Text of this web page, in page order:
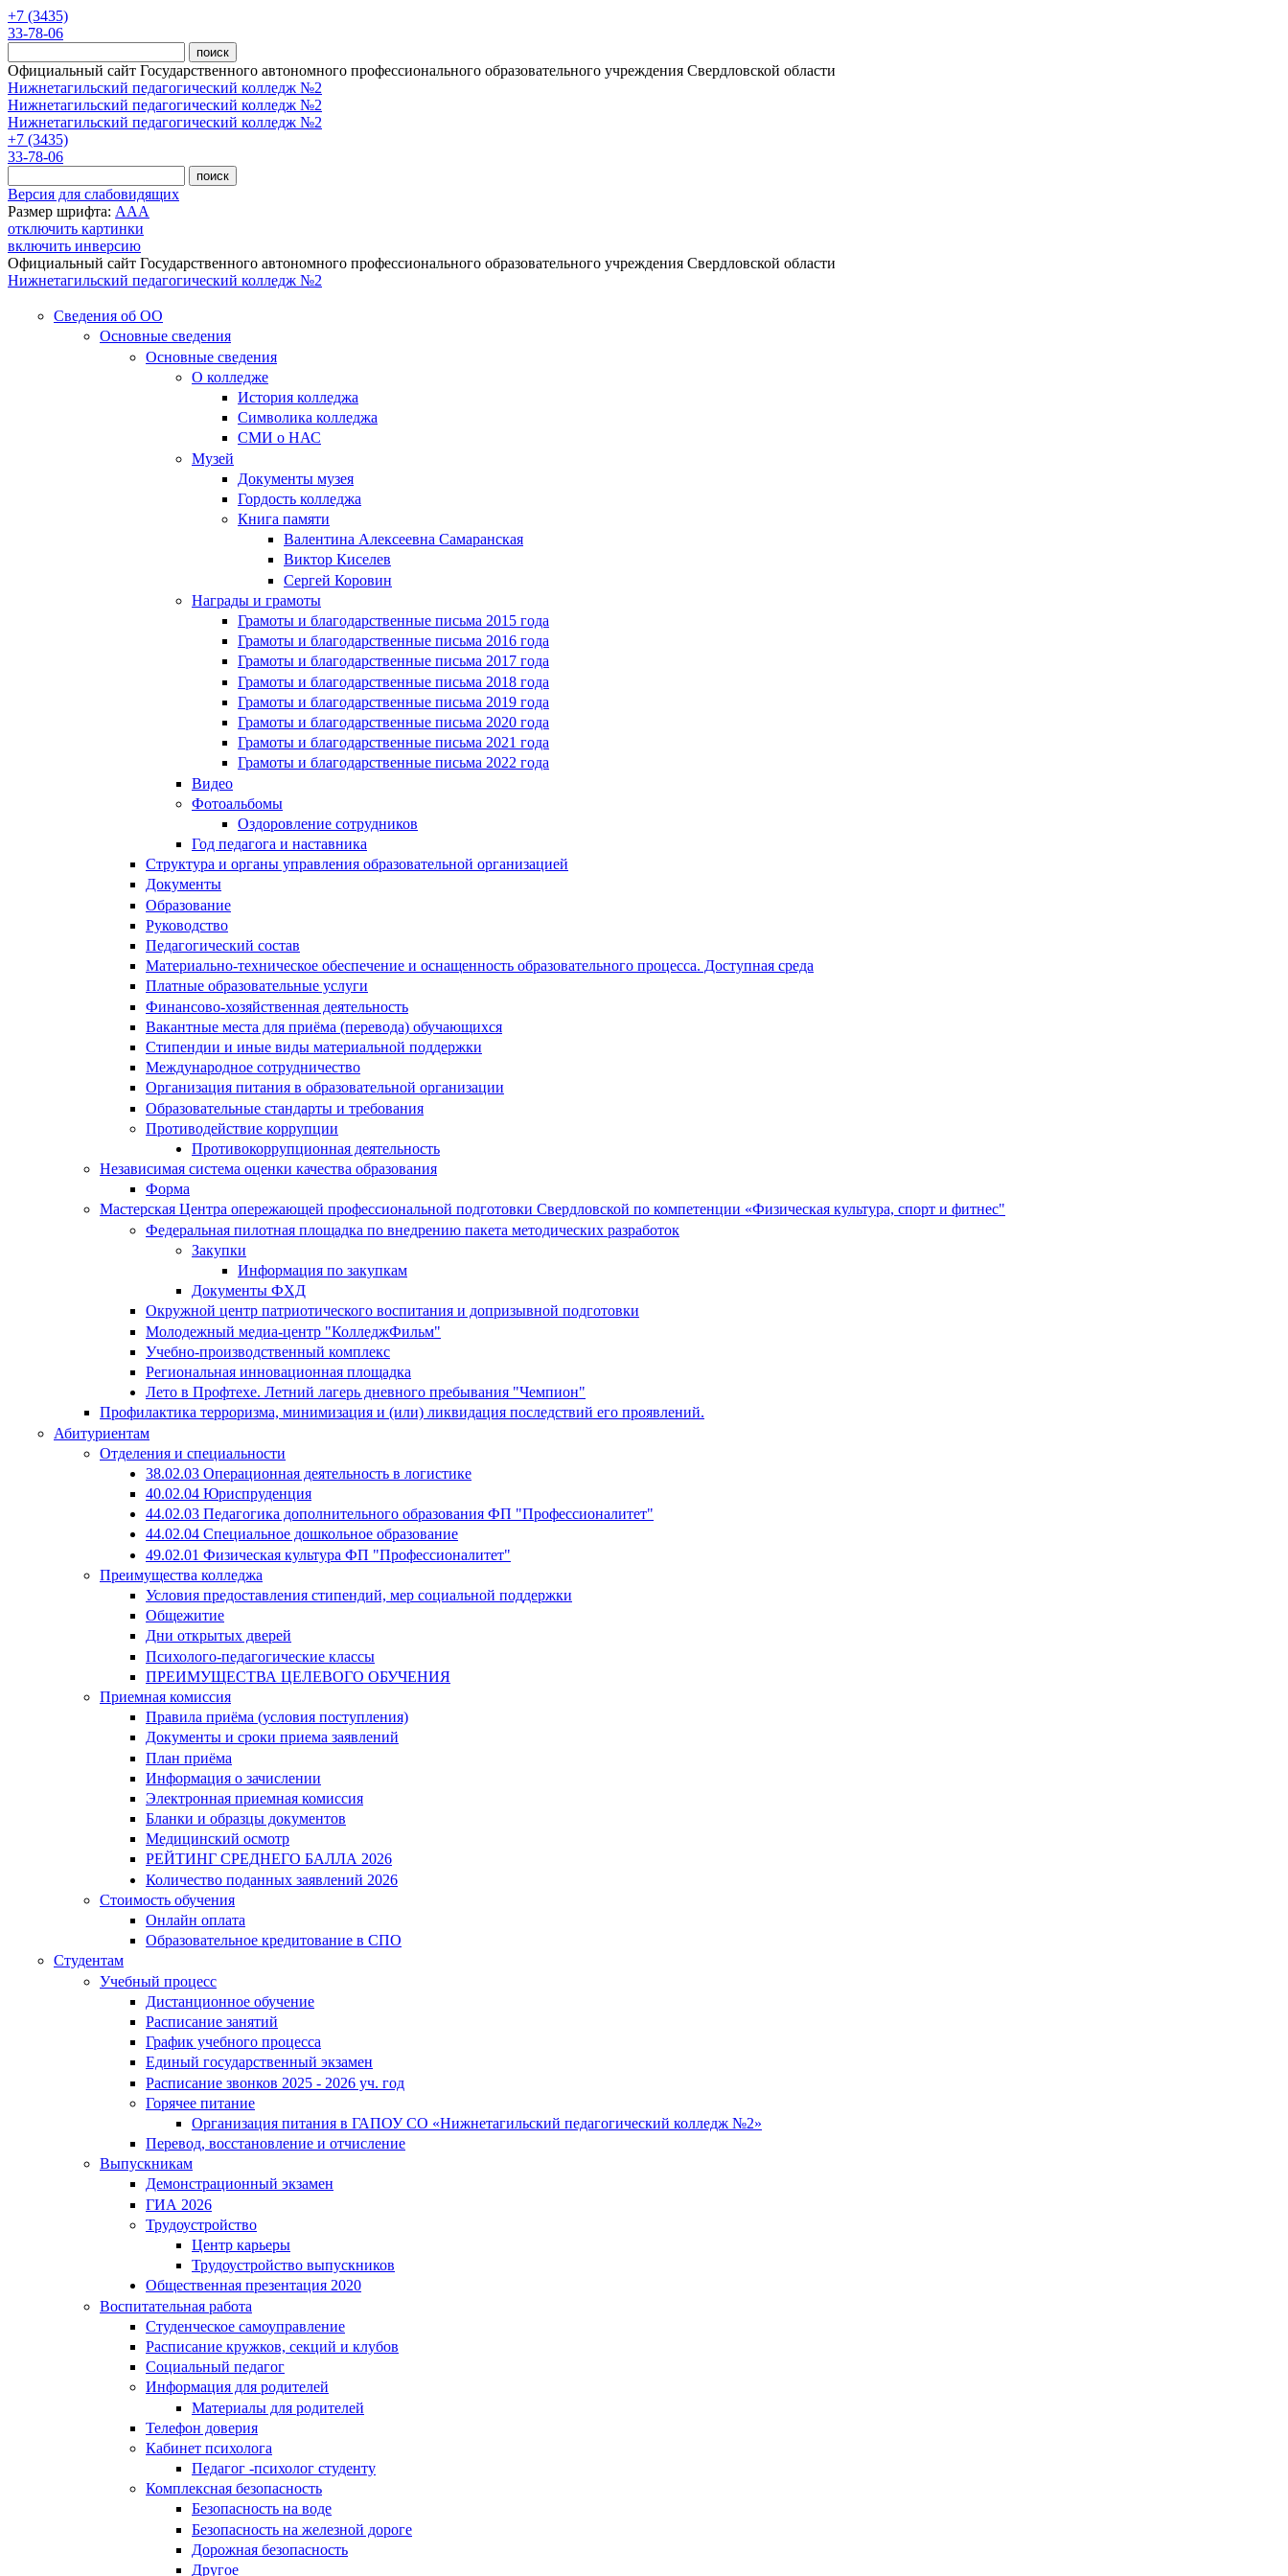
Перейти к основному содержанию
+7 (3435)
33-78-06
Официальный сайт Государственного автономного профессионального образовательного учреждения Свердловской области
Нижнетагильский педагогический колледж №2
Нижнетагильский педагогический колледж №2
Нижнетагильский педагогический колледж №2
+7 (3435)
33-78-06
Версия для слабовидящих
Размер шрифта: AAA
отключить картинки
включить инверсию
Официальный сайт Государственного автономного профессионального образовательного учреждения Свердловской области
Нижнетагильский педагогический колледж №2
Сведения об ОО
Основные сведения
Основные сведения
О колледже
История колледжа
Символика колледжа
СМИ о НАС
Музей
Документы музея
Гордость колледжа
Книга памяти
Валентина Алексеевна Самаранская
Виктор Киселев
Сергей Коровин
Награды и грамоты
Грамоты и благодарственные письма 2015 года
Грамоты и благодарственные письма 2016 года
Грамоты и благодарственные письма 2017 года
Грамоты и благодарственные письма 2018 года
Грамоты и благодарственные письма 2019 года
Грамоты и благодарственные письма 2020 года
Грамоты и благодарственные письма 2021 года
Грамоты и благодарственные письма 2022 года
Видео
Фотоальбомы
Оздоровление сотрудников
Год педагога и наставника
Структура и органы управления образовательной организацией
Документы
Образование
Руководство
Педагогический состав
Материально-техническое обеспечение и оснащенность образовательного процесса. Доступная среда
Платные образовательные услуги
Финансово-хозяйственная деятельность
Вакантные места для приёма (перевода) обучающихся
Стипендии и иные виды материальной поддержки
Международное сотрудничество
Организация питания в образовательной организации
Образовательные стандарты и требования
Противодействие коррупции
Противокоррупционная деятельность
Независимая система оценки качества образования
Форма
Мастерская Центра опережающей профессиональной подготовки Свердловской по компетенции «Физическая культура, спорт и фитнес"
Федеральная пилотная площадка по внедрению пакета методических разработок
Закупки
Информация по закупкам
Документы ФХД
Окружной центр патриотического воспитания и допризывной подготовки
Молодежный медиа-центр "КолледжФильм"
Учебно-производственный комплекс
Региональная инновационная площадка
Лето в Профтехе. Летний лагерь дневного пребывания "Чемпион"
Профилактика терроризма, минимизация и (или) ликвидация последствий его проявлений.
Абитуриентам
Отделения и специальности
38.02.03 Операционная деятельность в логистике
40.02.04 Юриспруденция
44.02.03 Педагогика дополнительного образования ФП "Профессионалитет"
44.02.04 Специальное дошкольное образование
49.02.01 Физическая культура ФП "Профессионалитет"
Преимущества колледжа
Условия предоставления стипендий, мер социальной поддержки
Общежитие
Дни открытых дверей
Психолого-педагогические классы
ПРЕИМУЩЕСТВА ЦЕЛЕВОГО ОБУЧЕНИЯ
Приемная комиссия
Правила приёма (условия поступления)
Документы и сроки приема заявлений
План приёма
Информация о зачислении
Электронная приемная комиссия
Бланки и образцы документов
Медицинский осмотр
РЕЙТИНГ СРЕДНЕГО БАЛЛА 2026
Количество поданных заявлений 2026
Стоимость обучения
Онлайн оплата
Образовательное кредитование в СПО
Студентам
Учебный процесс
Дистанционное обучение
Расписание занятий
График учебного процесса
Единый государственный экзамен
Расписание звонков 2025 - 2026 уч. год
Горячее питание
Организация питания в ГАПОУ СО «Нижнетагильский педагогический колледж №2»
Перевод, восстановление и отчисление
Выпускникам
Демонстрационный экзамен
ГИА 2026
Трудоустройство
Центр карьеры
Трудоустройство выпускников
Общественная презентация 2020
Воспитательная работа
Студенческое самоуправление
Расписание кружков, секций и клубов
Социальный педагог
Информация для родителей
Материалы для родителей
Телефон доверия
Кабинет психолога
Педагог -психолог студенту
Комплексная безопасность
Безопасность на воде
Безопасность на железной дороге
Дорожная безопасность
Другое